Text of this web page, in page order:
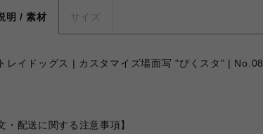
明 / 素材 サイズ
レイドッグス | カスタマイズ場面写 "ぴくスタ" | No.08
・配送に関する注意事項】